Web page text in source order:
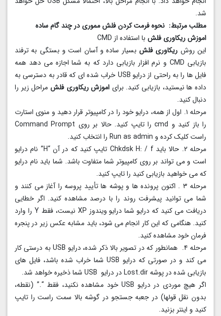
شد.
مطلب مرتبط: نحوه فرمت کردن فلش مموری در چند گام ساده
اموزش ریکاوری فلشبا استفاده از CMD
این روش ریکاوری فلشبسیار ساده و آسان است و بستگی به ترفند
بازیابی CMD و نرم افزار بازیابی دارد که به شما اجازه می دهد همه
فایل ها را به راحتی از درایو USB خراب شده ای که قادر به دسترسی به
داده ها نیستید، بازیابی کنید. برای اموزش ریکاوری فلشمراحل زیر را
دنبال کنید.
مرحله ۱. اول از همه، درایو خود را در کامپیوتر قرار دهید و منوی استارت
را باز کنید و cmd را تایپ کنید. حالا بر روی Command Prompt
راست کلیک کرده و Run as admin را انتخاب کنید.
مرحله ۲. حالا باید Chkdsk H: / f تایپ کنید که در آن “H” نام درایو
است و می تواند بر روی کامپیوتر شما متفاوت باشد. شما باید نام درایو
که می خواهید بازیابی کنید را تایپ کنید.
مرحله ۳ . اکنون پرونده ها و پوشه ها تأیید پروسه را آغاز می کنند و
شما می توانید پیشرفت روند را با درصد مشاهده کنید. اگر خطایی
دریافت می کنید که درایو شما درایو ویندوز XP نیست، فقط Y را وارد
کنید. هنگامی که این کار انجام می شود، باید مشابه عکس زیر در پنجره
فرمان خود مشاهده کنید.
مرحله ۴. همانطور که در تصویر بالا ذکر شده، درایو USB به درستی کار
می کند و در صورتی که درایو USB شما خراب شده باشد، فایل های
بازیابی شده در پوشه Lost.dir در درایو USB شما ذخیره خواهد شد.
اگر هیچ موردی در درایو USB خود مشاهده نکنید، فقط “.” (نقطه،
بدون نقل قولها) در جعبه جستجو در گوشه بالا سمت راست را تایپ
کنید و اینتر بزنید.